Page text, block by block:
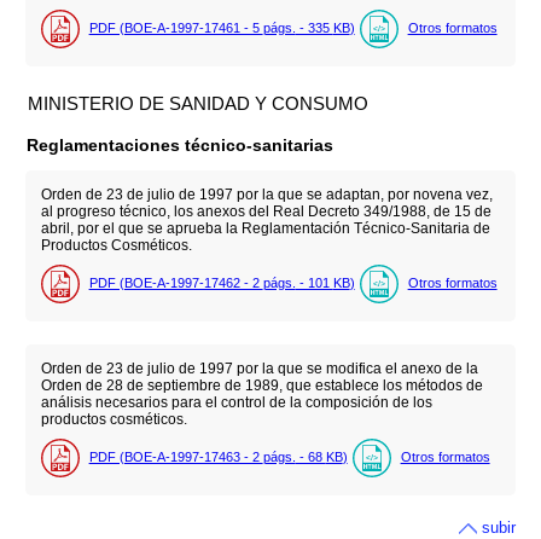
PDF (BOE-A-1997-17461 - 5 págs. - 335 KB) Otros formatos
MINISTERIO DE SANIDAD Y CONSUMO
Reglamentaciones técnico-sanitarias
Orden de 23 de julio de 1997 por la que se adaptan, por novena vez,
al progreso técnico, los anexos del Real Decreto 349/1988, de 15 de
abril, por el que se aprueba la Reglamentación Técnico-Sanitaria de
Productos Cosméticos.
PDF (BOE-A-1997-17462 - 2 págs. - 101 KB) Otros formatos
Orden de 23 de julio de 1997 por la que se modifica el anexo de la
Orden de 28 de septiembre de 1989, que establece los métodos de
análisis necesarios para el control de la composición de los
productos cosméticos.
PDF (BOE-A-1997-17463 - 2 págs. - 68 KB) Otros formatos
subir